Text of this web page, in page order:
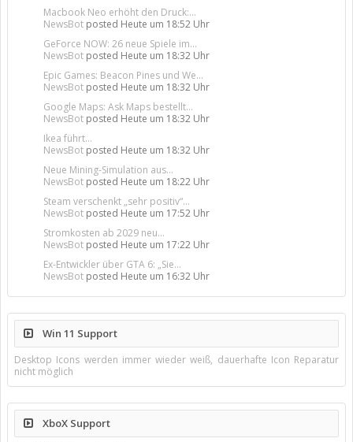
Macbook Neo erhöht den Druck:...
NewsBot posted Heute um 18:52 Uhr
GeForce NOW: 26 neue Spiele im...
NewsBot posted Heute um 18:32 Uhr
Epic Games: Beacon Pines und We...
NewsBot posted Heute um 18:32 Uhr
Google Maps: Ask Maps bestellt...
NewsBot posted Heute um 18:32 Uhr
Ikea führt...
NewsBot posted Heute um 18:32 Uhr
Neue Mining-Simulation aus...
NewsBot posted Heute um 18:22 Uhr
Steam verschenkt „sehr positiv“...
NewsBot posted Heute um 17:52 Uhr
Stromkosten ab 2029 neu...
NewsBot posted Heute um 17:22 Uhr
Ex-Entwickler über GTA 6: „Sie...
NewsBot posted Heute um 16:32 Uhr
Win 11 Support
Desktop Icons werden immer wieder weiß, dauerhafte Icon Reparatur
nicht möglich
XboX Support